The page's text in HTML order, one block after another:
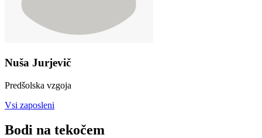
Nuša Jurjevič
Predšolska vzgoja
Vsi zaposleni
Bodi na tekočem